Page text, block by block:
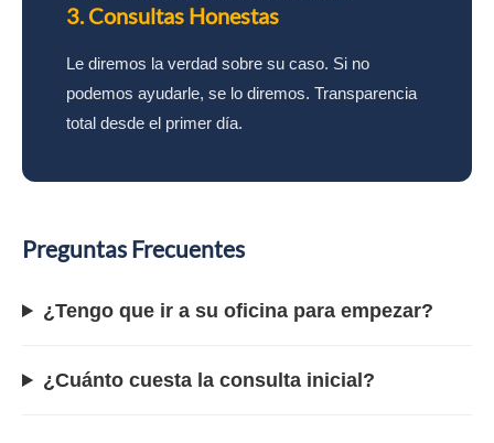
3. Consultas Honestas
Le diremos la verdad sobre su caso. Si no
podemos ayudarle, se lo diremos. Transparencia
total desde el primer día.
Preguntas Frecuentes
¿Tengo que ir a su oficina para empezar?
¿Cuánto cuesta la consulta inicial?